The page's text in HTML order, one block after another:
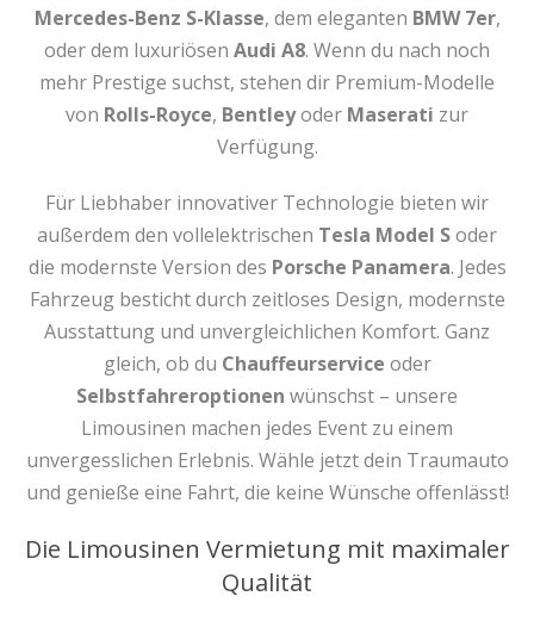
Mercedes-Benz S-Klasse, dem eleganten BMW 7er,
oder dem luxuriösen Audi A8. Wenn du nach noch
mehr Prestige suchst, stehen dir Premium-Modelle
von Rolls-Royce, Bentleyoder Maserati zur
Verfügung.
Für Liebhaber innovativer Technologie bieten wir
außerdem den vollelektrischen Tesla Model Soder
die modernste Version des Porsche Panamera. Jedes
Fahrzeug besticht durch zeitloses Design, modernste
Ausstattung und unvergleichlichen Komfort. Ganz
gleich, ob du Chauffeurservice oder
Selbstfahreroptionen wünschst – unsere
Limousinen machen jedes Event zu einem
unvergesslichen Erlebnis. Wähle jetzt dein Traumauto
und genieße eine Fahrt, die keine Wünsche offenlässt!
Die Limousinen Vermietung mit maximaler
Qualität